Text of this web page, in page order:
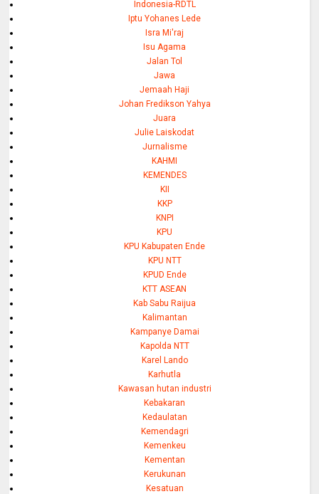
Indonesia-RDTL
Iptu Yohanes Lede
Isra Mi'raj
Isu Agama
Jalan Tol
Jawa
Jemaah Haji
Johan Fredikson Yahya
Juara
Julie Laiskodat
Jurnalisme
KAHMI
KEMENDES
KII
KKP
KNPI
KPU
KPU Kabupaten Ende
KPU NTT
KPUD Ende
KTT ASEAN
Kab Sabu Raijua
Kalimantan
Kampanye Damai
Kapolda NTT
Karel Lando
Karhutla
Kawasan hutan industri
Kebakaran
Kedaulatan
Kemendagri
Kemenkeu
Kementan
Kerukunan
Kesatuan